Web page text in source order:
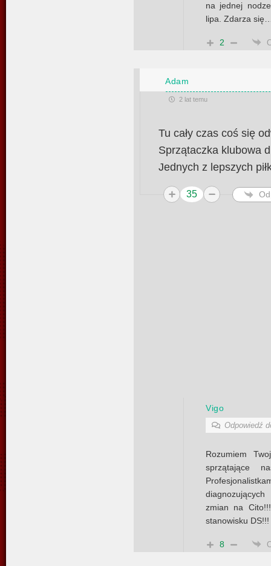
na jednej
lipa. Zdarza
2
Adam
2 lat temu
Tu cały czas coś się
Sprzątaczka klubowa
Jednych z lepszych
35
Vigo
Odpowiedź
Rozumiem
sprzątające
zmian na
stanowisku DS!!!
8